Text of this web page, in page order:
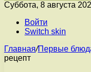
Суббота, 8 августа
Войти
Switch skin
Главная/Первые
рецепт